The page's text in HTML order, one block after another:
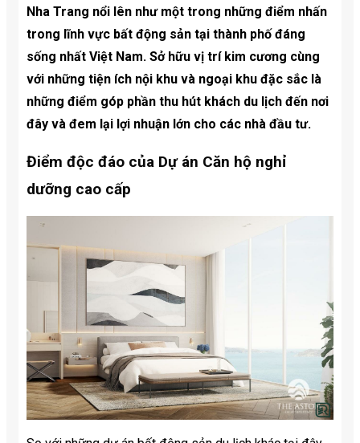
Nha Trang nổi lên như một trong những điểm nhấn
trong lĩnh vực bất động sản tại thành phố đáng
sống nhất Việt Nam. Sở hữu vị trí kim cương cùng
với những tiện ích nội khu và ngoại khu đặc sắc là
những điểm góp phần thu hút khách du lịch đến nơi
đây và đem lại lợi nhuận lớn cho các nhà đầu tư.
Điểm độc đáo của Dự án Căn hộ nghỉ
dưỡng cao cấp